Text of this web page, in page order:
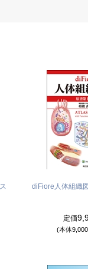
diFiore人体組織
定価
(本体